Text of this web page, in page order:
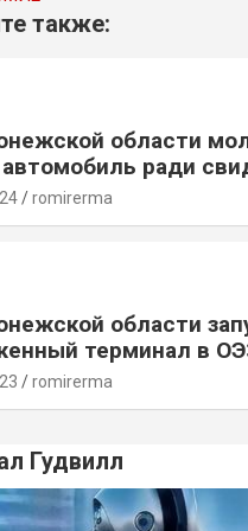
также:
области
автомобиль ради
romirerma
области
терминал в
romirerma
Гудвилл